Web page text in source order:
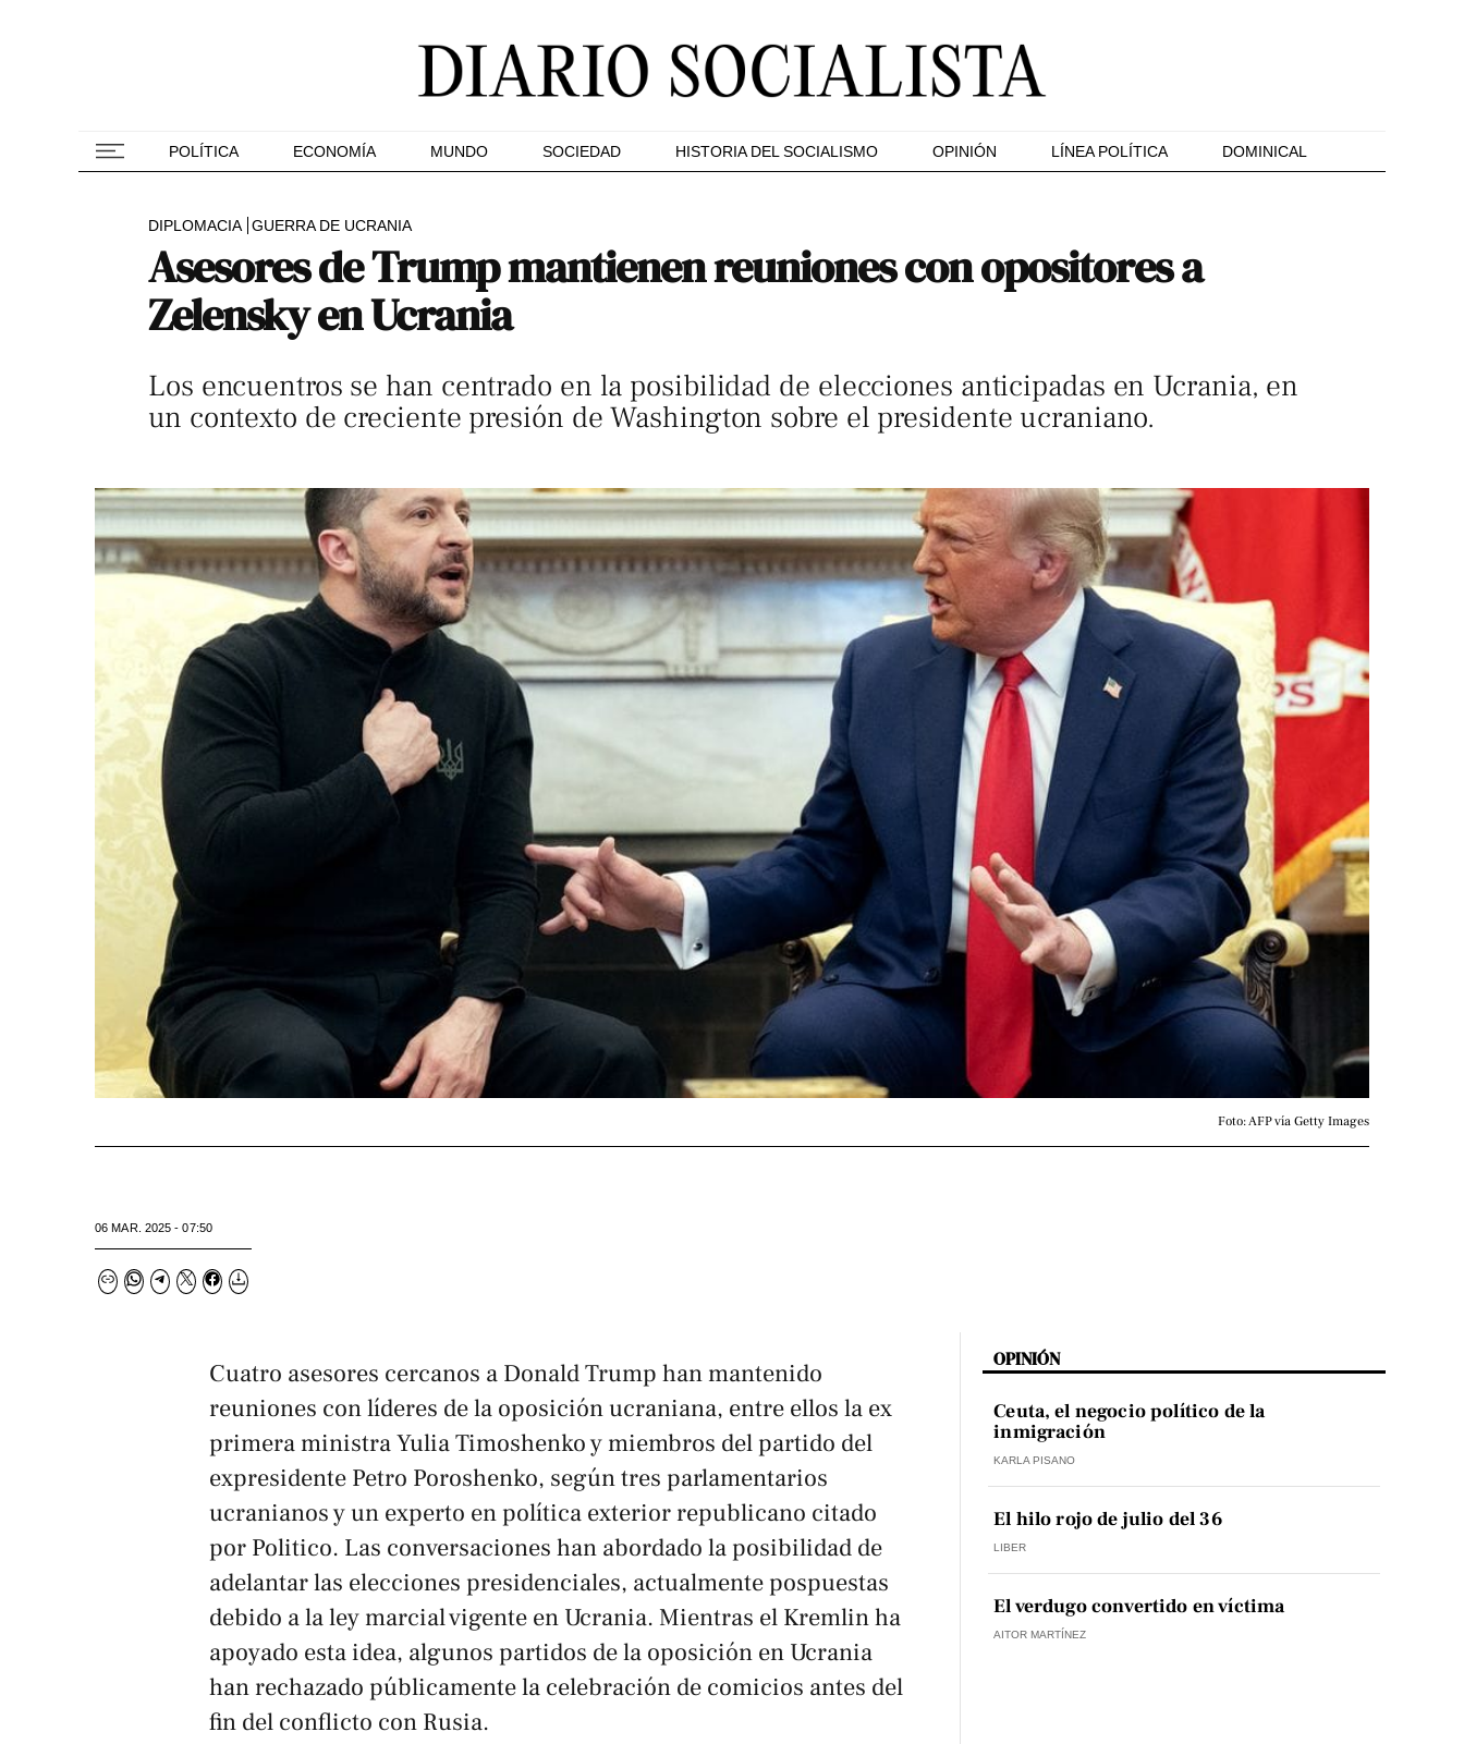
POLÍTICA ECONOMÍA MUNDO SOCIEDAD HISTORIA DEL SOCIALISMO OPINIÓN LÍNEA POLÍTICA DOMINICAL
DIPLOMACIA GUERRA DE UCRANIA
Asesores de Trump mantienen reuniones con opositores a
Zelensky en Ucrania
Los encuentros se han centrado en la posibilidad de elecciones anticipadas en Ucrania, en
un contexto de creciente presión de Washington sobre el presidente ucraniano.
Foto: AFP vía Getty Images
06 MAR. 2025 - 07:50
Cuatro asesores cercanos a Donald Trump han mantenido
reuniones con líderes de la oposición ucraniana, entre ellos la ex
primera ministra Yulia Timoshenko y miembros del partido del
expresidente Petro Poroshenko, según tres parlamentarios
ucranianos y un experto en política exterior republicano citado
por Politico. Las conversaciones han abordado la posibilidad de
adelantar las elecciones presidenciales, actualmente pospuestas
debido a la ley marcial vigente en Ucrania. Mientras el Kremlin ha
apoyado esta idea, algunos partidos de la oposición en Ucrania
han rechazado públicamente la celebración de comicios antes del
fin del conflicto con Rusia.
OPINIÓN
Ceuta, el negocio político de la
inmigración
KARLA PISANO
El hilo rojo de julio del 36
LIBER
El verdugo convertido en víctima
AITOR MARTÍNEZ